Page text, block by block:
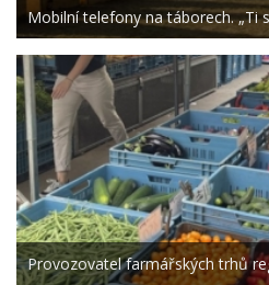
Mobilní telefony na táborech. „Ti
Provozovatel farmářských trhů